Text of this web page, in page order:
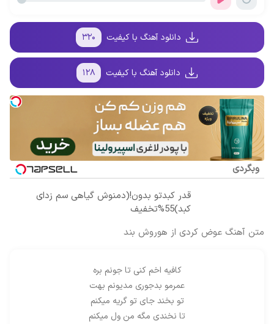
محدوده!
بگیر!
کردی!(تخفیف
دانلود آهنگ با کیفیت ۳۲۰
دانلود آهنگ با کیفیت ۱۲۸
وبگردی
قدر کبدتو بدون!(دمنوش گیاهی سم زدای
کبد)55%تخفیف
متن آهنگ عوض کردی از هوروش بند
کافیه اخم کنی تا جونم بره
عمرمو بدجوری مدیونم بهت
تو بخند جای تو گریه میکنم
تا نخندی مگه من ول میکنم